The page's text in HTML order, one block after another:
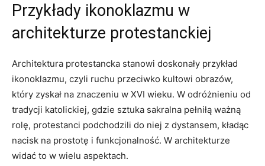
Przykłady ikonoklazmu w
architekturze protestanckiej
Architektura protestancka stanowi doskonały przykład
ikonoklazmu, czyli ruchu przeciwko kultowi obrazów,
który zyskał na znaczeniu w XVI wieku. W odróżnieniu od
tradycji katolickiej, gdzie sztuka sakralna pełniłą ważną
rolę, protestanci podchodzili do niej z dystansem, kładąc
nacisk na prostotę i funkcjonalność. W architekturze
widać to w wielu aspektach.